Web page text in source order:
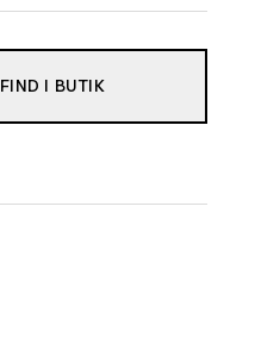
FIND I BUTIK